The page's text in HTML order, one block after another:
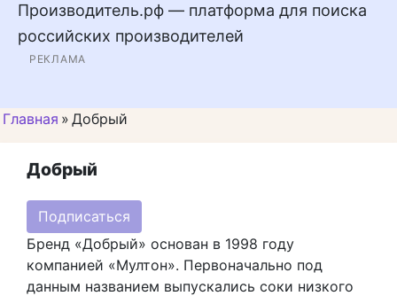
Производитель.рф — платформа для поиска
российских производителей
РЕКЛАМА
Главная » Добрый
Добрый
Подписаться
Бренд «Добрый» основан в 1998 году
компанией «Мултон». Первоначально под
данным названием выпускались соки низкого